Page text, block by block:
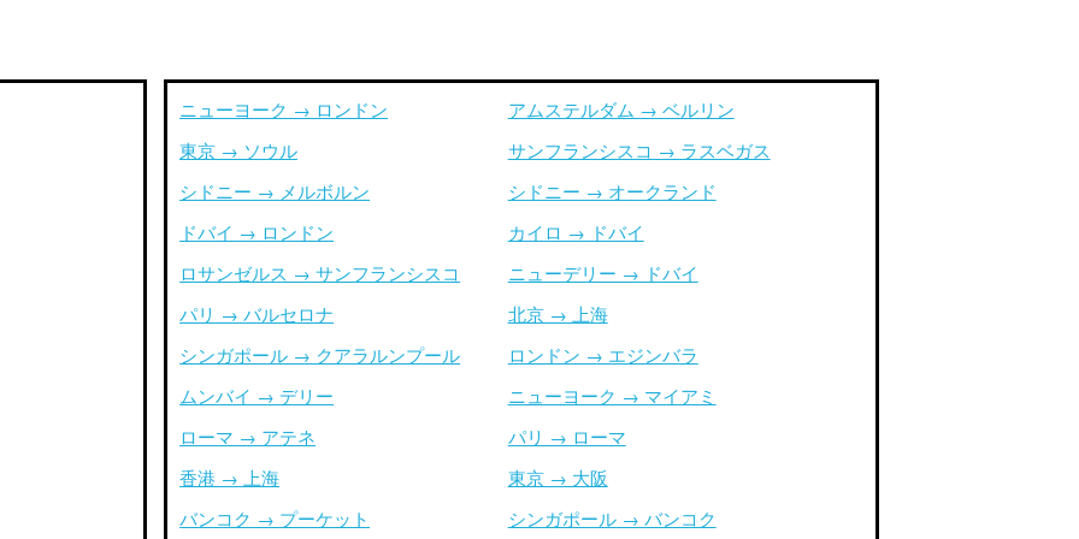
ニューヨーク → ロンドン
東京 → ソウル
シドニー → メルボルン
ドバイ → ロンドン
ロサンゼルス → サンフランシスコ
パリ → バルセロナ
シンガポール → クアラルンプール
ムンバイ → デリー
ローマ → アテネ
香港 → 上海
バンコク → プーケット
アムステルダム → ベルリン
サンフランシスコ → ラスベガス
シドニー → オークランド
カイロ → ドバイ
ニューデリー → ドバイ
北京 → 上海
ロンドン → エジンバラ
ニューヨーク → マイアミ
パリ → ローマ
東京 → 大阪
シンガポール → バンコク